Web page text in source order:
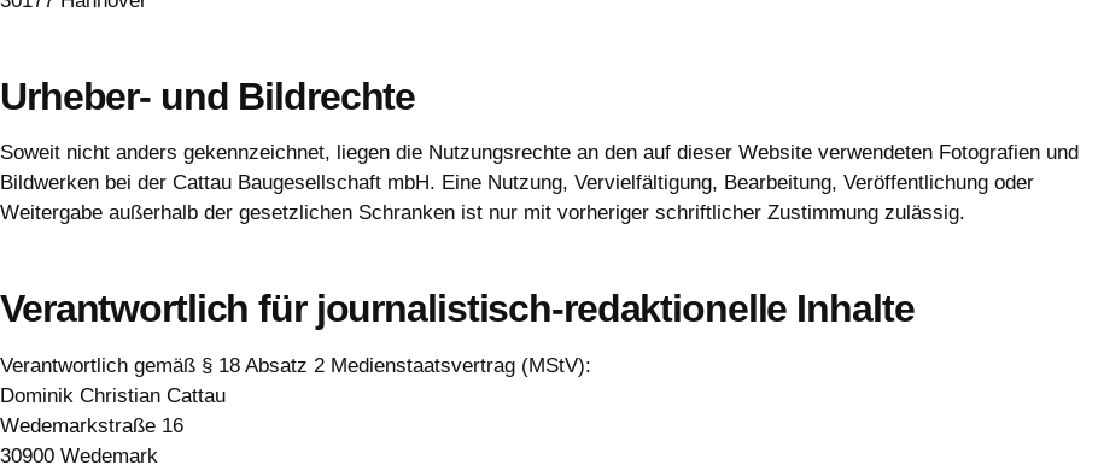
Urheber- und Bildrechte
Soweit nicht anders gekennzeichnet, liegen die Nutzungsrechte an den auf dieser Website verwendeten Fotografien und
Bildwerken bei der Cattau Baugesellschaft mbH. Eine Nutzung, Vervielfältigung, Bearbeitung, Veröffentlichung oder
Weitergabe außerhalb der gesetzlichen Schranken ist nur mit vorheriger schriftlicher Zustimmung zulässig.
Verantwortlich für journalistisch-redaktionelle Inhalte
Verantwortlich gemäß § 18 Absatz 2 Medienstaatsvertrag (MStV):
Dominik Christian Cattau
Wedemarkstraße 16
30900 Wedemark